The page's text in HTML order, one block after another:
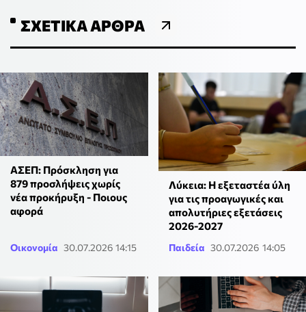
ΣΧΕΤΙΚΆ ΆΡΘΡΑ
ΑΣΕΠ: Πρόσκληση για
879 προσλήψεις χωρίς
νέα προκήρυξη - Ποιους
αφορά
Οικονομία 30.07.2026 14:15
Λύκεια: Η εξεταστέα ύλη
για τις προαγωγικές και
απολυτήριες εξετάσεις
2026-2027
Παιδεία 30.07.2026 14:05